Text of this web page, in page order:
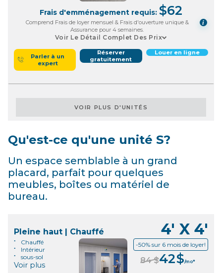
Frais d'emménagement requis: $62
Comprend Frais de loyer mensuel & Frais d'ouverture unique &
Assurance pour 4 semaines.
i
Voir Le Détail Complet Des Prix
Parler à un
expert
Réserver
gratuitement
Louer en ligne
VOIR PLUS D'UNITÉS
Qu'est-ce qu'une unité S?
Un espace semblable à un grand
placard, parfait pour quelques
meubles, boîtes ou matériel de
bureau.
Pleine haut | Chauffé 4' X 4'
Chauffé
Intérieur
sous-sol
Voir plus
-50% sur 6 mois de loyer!
84$42$/mo*